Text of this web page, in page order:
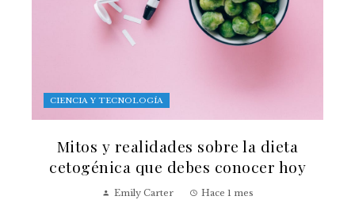
CIENCIA Y TECNOLOGÍA
Mitos y realidades sobre la dieta
cetogénica que debes conocer hoy
Emily Carter Hace 1 mes